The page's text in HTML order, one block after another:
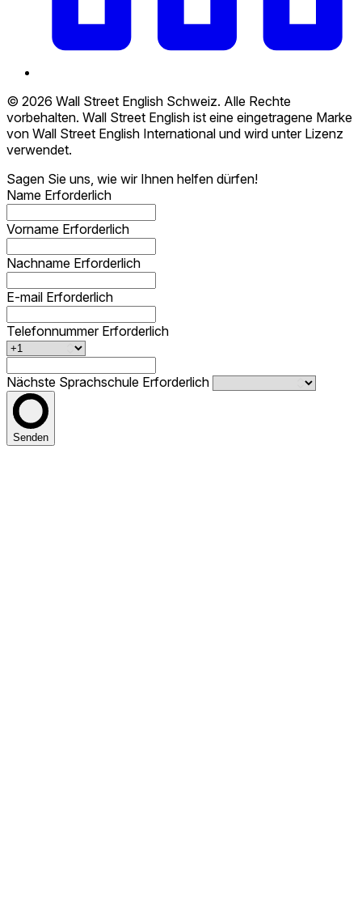
© 2026 Wall Street English Schweiz. Alle Rechte
vorbehalten. Wall Street English ist eine eingetragene Marke
von Wall Street English International und wird unter Lizenz
verwendet.
Sagen Sie uns, wie wir Ihnen helfen dürfen!
Name Erforderlich
Vorname Erforderlich
Nachname Erforderlich
E-mail Erforderlich
Telefonnummer Erforderlich
Nächste Sprachschule Erforderlich
Senden